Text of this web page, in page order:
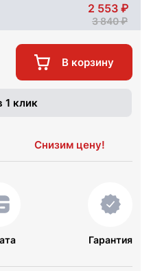
2 553
3 840
В корзину
1 клик
Снизим цену!
Гарантия